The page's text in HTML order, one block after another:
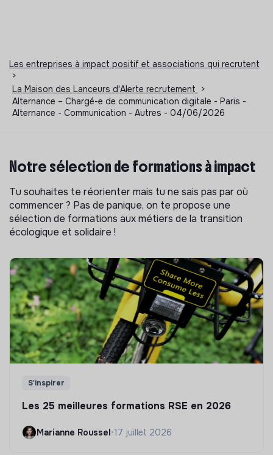
Les entreprises à impact positif et associations qui recrutent
>
La Maison des Lanceurs d'Alerte recrutement
>
Alternance – Chargé-e de communication digitale - Paris -
Alternance - Communication - Autres - 04/06/2026
Notre sélection de formations à impact
Tu souhaites te réorienter mais tu ne sais pas par où
commencer ? Pas de panique, on te propose une
sélection de formations aux métiers de la transition
écologique et solidaire !
S'inspirer
Les 25 meilleures formations RSE en 2026
Marianne Roussel•17 juillet 2026